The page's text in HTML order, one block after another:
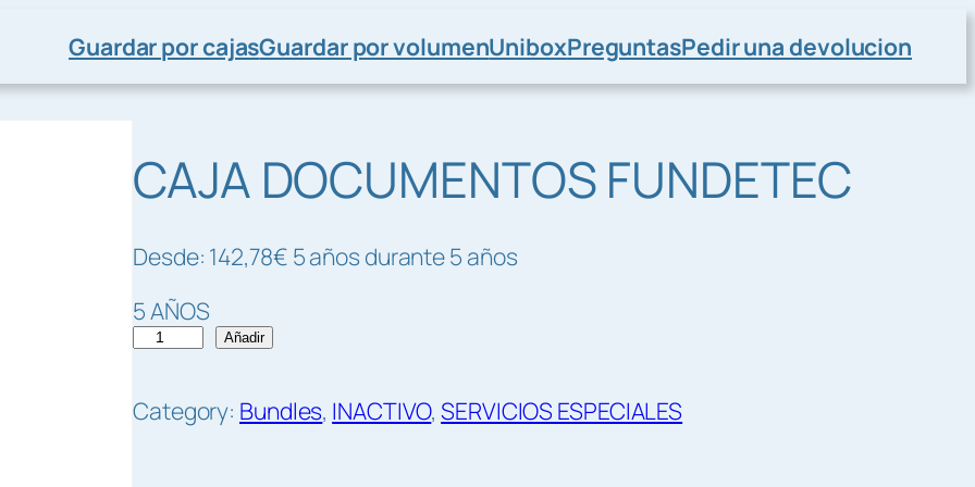
Guardar por cajasGuardar por volumenUniboxPreguntasPedir una devolucion
CAJA DOCUMENTOS FUNDETEC
Desde: 142,78€ 5 añosdurante 5 años
5 AÑOS
C
J
Añadir
Category: Bundles, INACTIVO, SERVICIOS ESPECIALES